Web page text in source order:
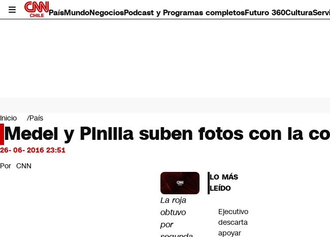
PaísMundoNegociosPodcast y Programas completosFuturo 360Cultura
Mundo
Negocios
Deportes
Programas completos
Servicios
Inicio País
Medel y Pinilla suben fotos con la
26- 06- 2016 23:51
Por CNN
La roja
obtuvo
por
LO MÁS
LEÍDO
Ejecutivo
descarta
apoyar